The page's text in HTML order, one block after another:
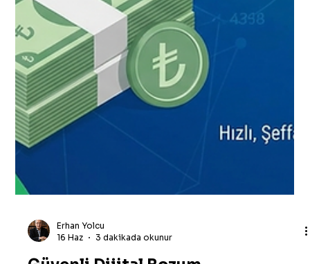
istemek ya da uzun bankacılık prosedürleriyle
uğraşmak zaman kaybettirir. İşte tam bu noktada,
akıllı telefonunuzun size sunduğu harika bir
finansal kolaylık devreye giriyor.